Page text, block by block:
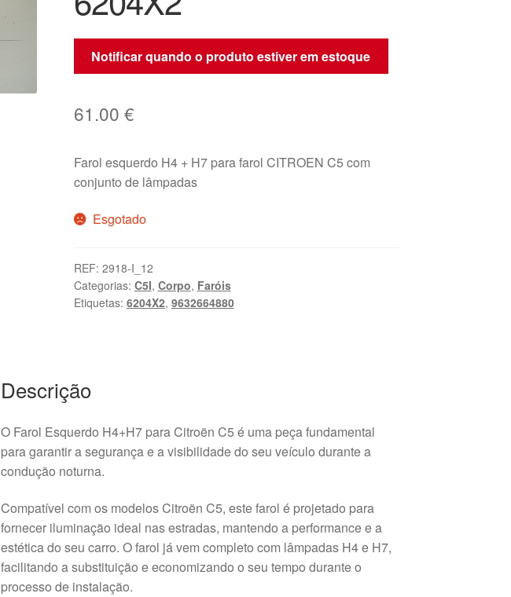
Notificar quando o produto estiver em estoque
61.00 €
Farol esquerdo H4 + H7 para farol CITROEN C5 com
conjunto de lâmpadas
Esgotado
REF: 2918-I_12
Categorias: C5I, Corpo, Faróis
Etiquetas: 6204X2, 9632664880
Descrição
O Farol Esquerdo H4+H7 para Citroën C5 é uma peça fundamental
para garantir a segurança e a visibilidade do seu veículo durante a
condução noturna.
Compatível com os modelos Citroën C5, este farol é projetado para
fornecer iluminação ideal nas estradas, mantendo a performance e a
estética do seu carro. O farol já vem completo com lâmpadas H4 e H7,
facilitando a substituição e economizando o seu tempo durante o
processo de instalação.